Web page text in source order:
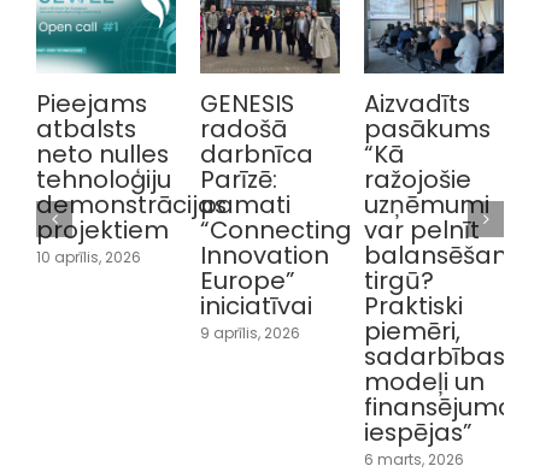
Pieejams
atbalsts
neto nulles
tehnoloģiju
demonstrācijas
projektiem
10 aprīlis, 2026
GENESIS
radošā
darbnīca
Parīzē:
pamati
“Connecting
Innovation
Europe”
iniciatīvai
9 aprīlis, 2026
Aizvadīts
pasākums
“Kā
ražojošie
uzņēmumi
var pelnīt
balansēšanas
tirgū?
Praktiski
piemēri,
sadarbības
modeļi un
finansējuma
iespējas”
6 marts, 2026